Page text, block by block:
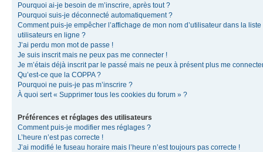
Pourquoi ai-je besoin de m’inscrire, après tout ?
Pourquoi suis-je déconnecté automatiquement ?
Comment puis-je empêcher l’affichage de mon nom d’utilisateur dans la liste
utilisateurs en ligne ?
J’ai perdu mon mot de passe !
Je suis inscrit mais ne peux pas me connecter !
Je m’étais déjà inscrit par le passé mais ne peux à présent plus me
Qu’est-ce que la COPPA ?
Pourquoi ne puis-je pas m’inscrire ?
À quoi sert « Supprimer tous les cookies du forum » ?
Préférences et réglages des utilisateurs
Comment puis-je modifier mes réglages ?
L’heure n’est pas correcte !
J’ai modifié le fuseau horaire mais l’heure n’est toujours pas correcte !